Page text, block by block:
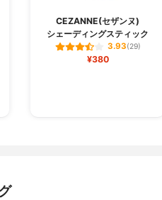
CEZANNE(セザンヌ)
シェーディングスティック
3.93(29)
¥380